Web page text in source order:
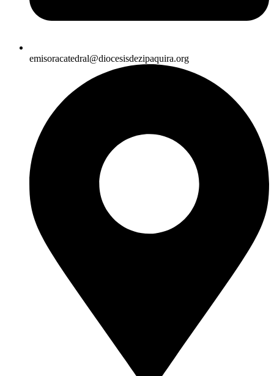
emisoracatedral@diocesisdezipaquira.org